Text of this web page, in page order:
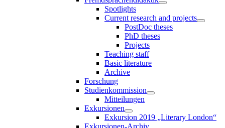
Spotlights
Current research and projects
PostDoc theses
PhD theses
Projects
Teaching staff
Basic literature
Archive
Forschung
Studienkommission
Mitteilungen
Exkursionen
Exkursion 2019 „Literary London“
Exkursionen-Archiv